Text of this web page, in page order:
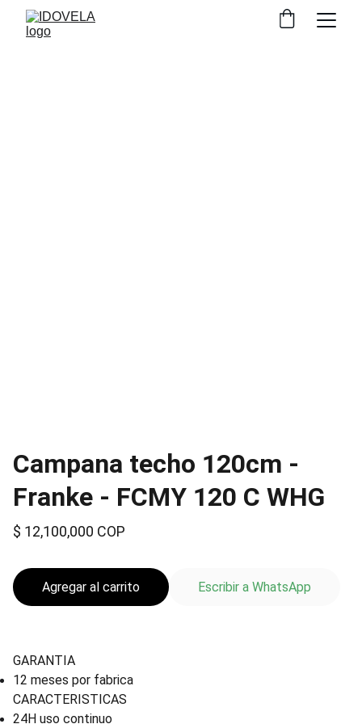
Campana techo 120cm -
Franke - FCMY 120 C WHG
$ 12,100,000 COP
Agregar al carrito Escribir a WhatsApp
GARANTIA
12 meses por fabrica
CARACTERISTICAS
24H uso continuo